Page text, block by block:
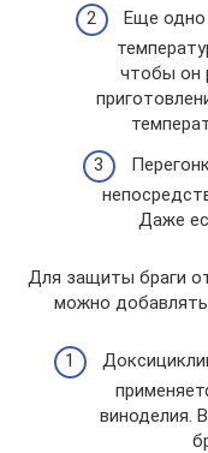
Еще одно
чтобы он
Даже
Для защиты браги
можно
виноделия.